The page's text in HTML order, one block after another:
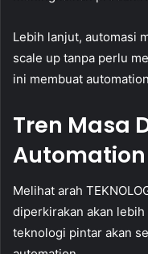
Lebih lanjut, automasi
scale up tanpa perlu
ini membuat
Tren Masa
Automation
Melihat arah
diperkirakan akan
teknologi pintar akan